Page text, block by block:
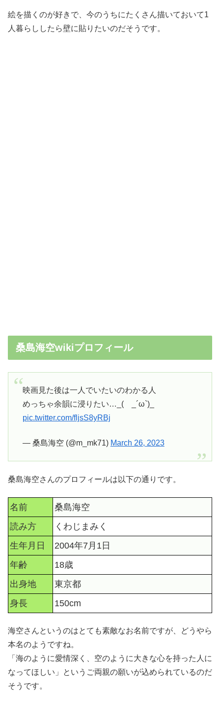
絵を描くのが好きで、今のうちにたくさん描いておいて1
人暮らししたら壁に貼りたいのだそうです。
桑島海空wikiプロフィール
映画見た後は一人でいたいのわかる人
めっちゃ余韻に浸りたい…_( _´ω`)_
pic.twitter.com/fljsS8yRBj
— 桑島海空 (@m_mk71) March 26, 2023
桑島海空さんのプロフィールは以下の通りです。
名前
桑島海空
読み方
くわじまみく
生年月日
2004年7月1日
年齢
18歳
出身地
東京都
身長
150cm
海空さんというのはとても素敵なお名前ですが、どうやら
本名のようですね。
「海のように愛情深く、空のように大きな心を持った人に
なってほしい」というご両親の願いが込められているのだ
そうです。